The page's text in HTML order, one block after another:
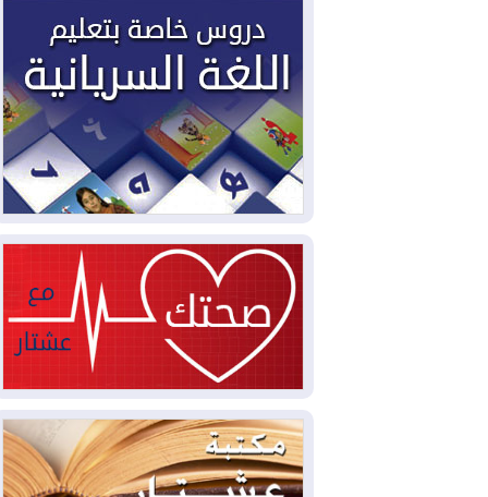
ملفات حقبة الكاظمي تعود إلى
الواجهة.. أنباء عن مراجعات قضائية
وتحقيقات أوسع في قضايا فساد
2026-08-04بيترو يشكو تزوير الانتخابات
الرئاسية ويحذر من "حرب أهلية" في
كولومبيا
2026-08-03رئيس إقليم كوردستان في
2026-08-03
العراق يؤكد مجدداً التزامه
بمنع الهجمات على الدول المجاورة
2026-08-03
العجز والاقتراض يطوقان
المالية العراقية.. اقتراض يتجاوز 3 تريليونات
دينار!
2026-08-03كوبا تغرق في الظلام مجددا
وانهيار الشبكة الكهربائية